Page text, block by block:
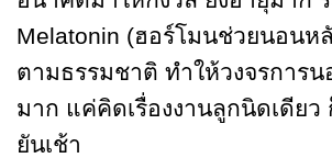
Melatonin (ฮอร์โมนช่วยนอนห
ตามธรรมชาติ ทำให้วงจรการน
มาก แค่คิดเรื่องงานลูกนิดเดียว
ยันเช้า